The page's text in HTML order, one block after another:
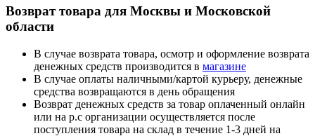
Возврат товара для Москвы и Московской
области
В случае возврата товара, осмотр и оформление возврата
денежных средств производится в магазине
В случае оплаты наличными/картой курьеру, денежные
средства возвращаются в день обращения
Возврат денежных средств за товар оплаченный онлайн
или на р.с организации осуществляется после
поступления товара на склад в течение 1-3 дней на